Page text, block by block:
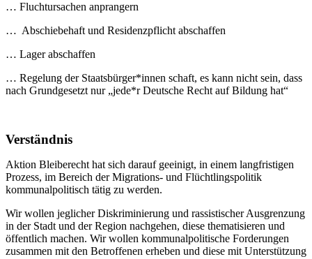
… Fluchtursachen anprangern
… Abschiebehaft und Residenzpflicht abschaffen
… Lager abschaffen
… Regelung der Staatsbürger*innen schaft, es kann nicht sein, dass
nach Grundgesetzt nur „jede*r Deutsche Recht auf Bildung hat“
Verständnis
Aktion Bleiberecht hat sich darauf geeinigt, in einem langfristigen
Prozess, im Bereich der Migrations- und Flüchtlingspolitik
kommunalpolitisch tätig zu werden.
Wir wollen jeglicher Diskriminierung und rassistischer Ausgrenzung
in der Stadt und der Region nachgehen, diese thematisieren und
öffentlich machen. Wir wollen kommunalpolitische Forderungen
zusammen mit den Betroffenen erheben und diese mit Unterstützung